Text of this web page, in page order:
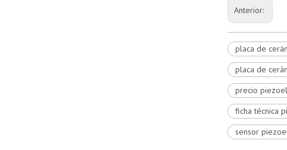
Anterior:
placa de
placa de
precio
ficha técnica
sensor